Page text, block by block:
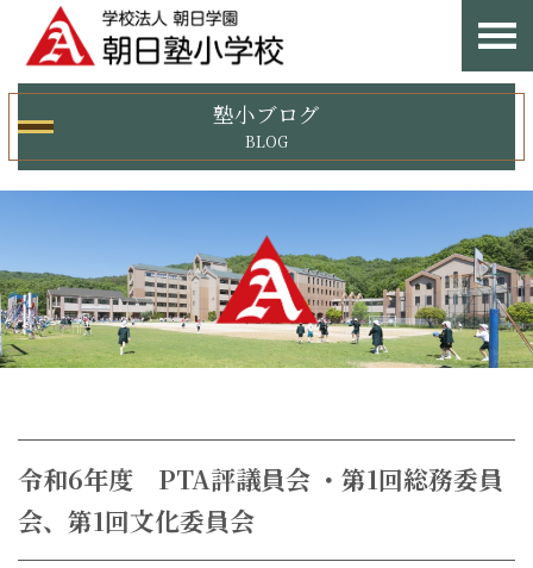
塾小ブログ
BLOG
令和6年度 PTA評議員会 ・第1回総務委員
会、第1回文化委員会